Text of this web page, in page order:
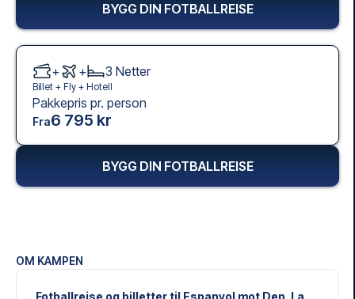
OM KAMPEN
Fotballreise og billetter til Espanyol mot Dep. La
BYGG DIN FOTBALLREISE
+ + 3 Netter
Billet + Fly + Hotell
Pakkepris pr. person
Fra6 795 kr
BYGG DIN FOTBALLREISE